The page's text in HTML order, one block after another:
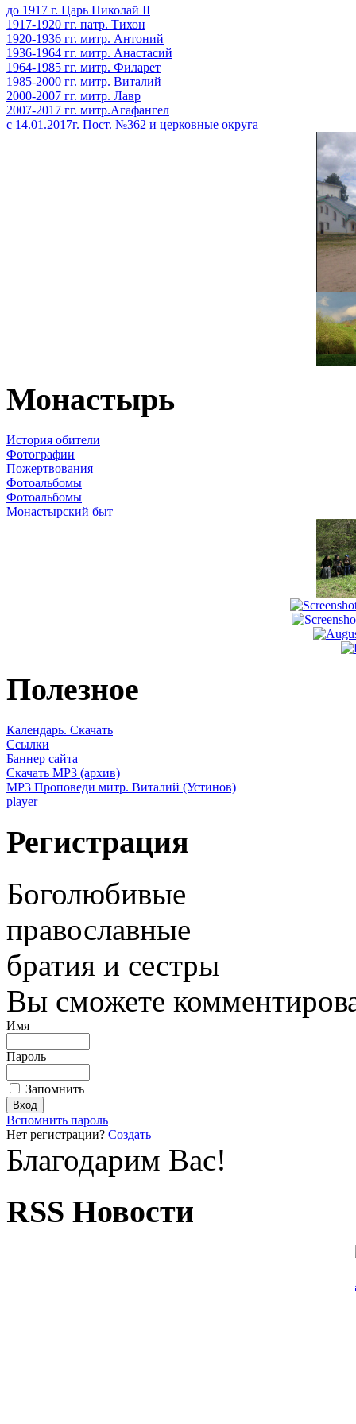
до 1917 г. Царь Николай II
1917-1920 гг. патр. Тихон
1920-1936 гг. митр. Антоний
1936-1964 гг. митр. Анастасий
1964-1985 гг. митр. Филарет
1985-2000 гг. митр. Виталий
2000-2007 гг. митр. Лавр
2007-2017 гг. митр.Агафангел
с 14.01.2017г. Пост. №362 и церковные округа
Монастырь
История обители
Фотографии
Пожертвования
Фотоальбомы
Фотоальбомы
Монастырский быт
Полезное
Календарь. Скачать
Ссылки
Баннер сайта
Скачать MP3 (архив)
MP3 Проповеди митр. Виталий (Устинов)
player
Регистрация
Боголюбивые
православные
братия и сестры
Вы сможете
Имя
Пароль
Запомнить
Вспомнить пароль
Нет регистрации? Создать
Благодарим Вас!
RSS Новости